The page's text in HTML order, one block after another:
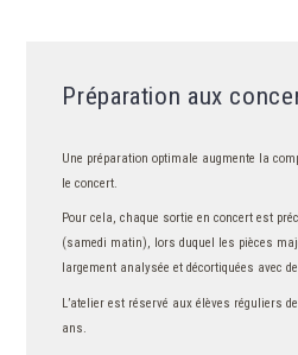
Préparation aux
Une préparation optimale augmente la
le concert.
Pour cela, chaque sortie en concert est
(samedi matin), lors duquel les pièces
largement analysée et décortiquées avec
L’atelier est réservé aux élèves réguliers
ans.